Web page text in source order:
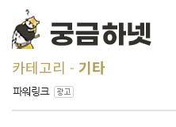
카테고리 기타